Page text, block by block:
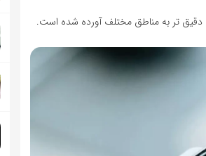
تر به مناطق مختلف آورده شده است.